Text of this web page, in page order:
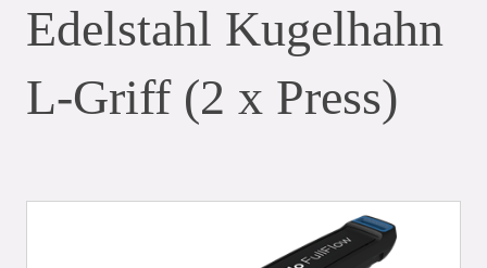
Edelstahl Kugelhahn
L-Griff (2 x Press)